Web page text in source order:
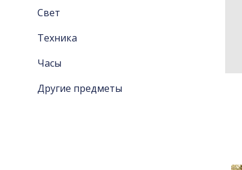
Свет
Техника
Часы
Другие предметы